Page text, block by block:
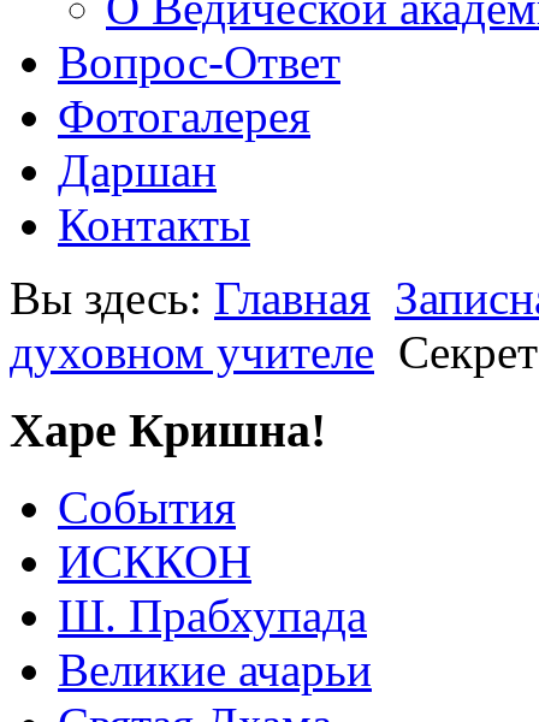
Вопрос-Ответ
Фотогалерея
Даршан
Контакты
Вы здесь: Главная
духовном учителе
Харе Кришна!
События
ИСККОН
Ш. Прабхупада
Великие ачарьи